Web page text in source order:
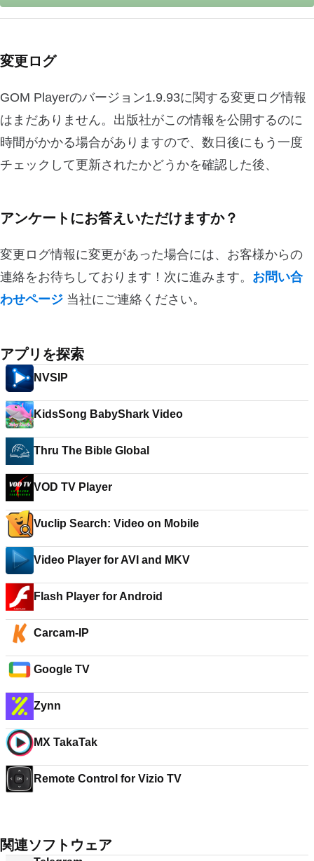
変更ログ
GOM Playerのバージョン1.9.93に関する変更ログ情報
はまだありません。出版社がこの情報を公開するのに
時間がかかる場合がありますので、数日後にもう一度
チェックして更新されたかどうかを確認した後、
アンケートにお答えいただけますか？
変更ログ情報に変更があった場合には、お客様からの
連絡をお待ちしております！次に進みます。 お問い合
わせページ 当社にご連絡ください。
アプリを探索
NVSIP
KidsSong BabyShark Video
Thru The Bible Global
VOD TV Player
Vuclip Search: Video on Mobile
Video Player for AVI and MKV
Flash Player for Android
Carcam-IP
Google TV
Zynn
MX TakaTak
Remote Control for Vizio TV
関連ソフトウェア